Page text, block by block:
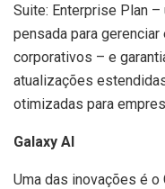
Suite: Enterprise Plan
pensada para
corporativos – e
atualizações
otimizadas para
Galaxy AI
Uma das inovações é o